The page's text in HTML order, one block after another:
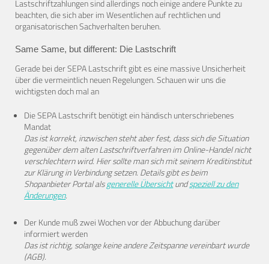
Lastschriftzahlungen sind allerdings noch einige andere Punkte zu
beachten, die sich aber im Wesentlichen auf rechtlichen und
organisatorischen Sachverhalten beruhen.
Same Same, but different: Die Lastschrift
Gerade bei der SEPA Lastschrift gibt es eine massive Unsicherheit
über die vermeintlich neuen Regelungen. Schauen wir uns die
wichtigsten doch mal an
Die SEPA Lastschrift benötigt ein händisch unterschriebenes
Mandat
Das ist korrekt, inzwischen steht aber fest, dass sich die Situation
gegenüber dem alten Lastschriftverfahren im Online-Handel nicht
verschlechtern wird. Hier sollte man sich mit seinem Kreditinstitut
zur Klärung in Verbindung setzen. Details gibt es beim
Shopanbieter Portal alsgenerelle Übersichtundspeziell zu den
Änderungen.
Der Kunde muß zwei Wochen vor der Abbuchung darüber
informiert werden
Das ist richtig, solange keine andere Zeitspanne vereinbart wurde
(AGB).